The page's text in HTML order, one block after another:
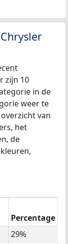
zijn 10
in de
weer te
van
het
de
Percentage
29%